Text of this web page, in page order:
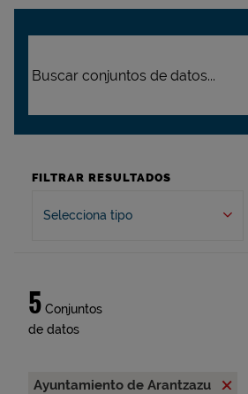
FILTRAR RESULTADOS
Selecciona tipo
5 Conjuntos
de datos
Ayuntamiento de Arantzazu